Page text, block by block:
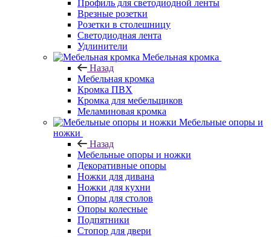
Профиль для светодиодной ленты
Врезные розетки
Розетки в столешницу
Светодиодная лента
Удлинители
Мебельная кромка
Назад
Мебельная кромка
Кромка ПВХ
Кромка для мебельщиков
Меламиновая кромка
Мебельные опоры и
ножки
Назад
Мебельные опоры и ножки
Декоративные опоры
Ножки для дивана
Ножки для кухни
Опоры для столов
Опоры колесные
Подпятники
Стопор для двери